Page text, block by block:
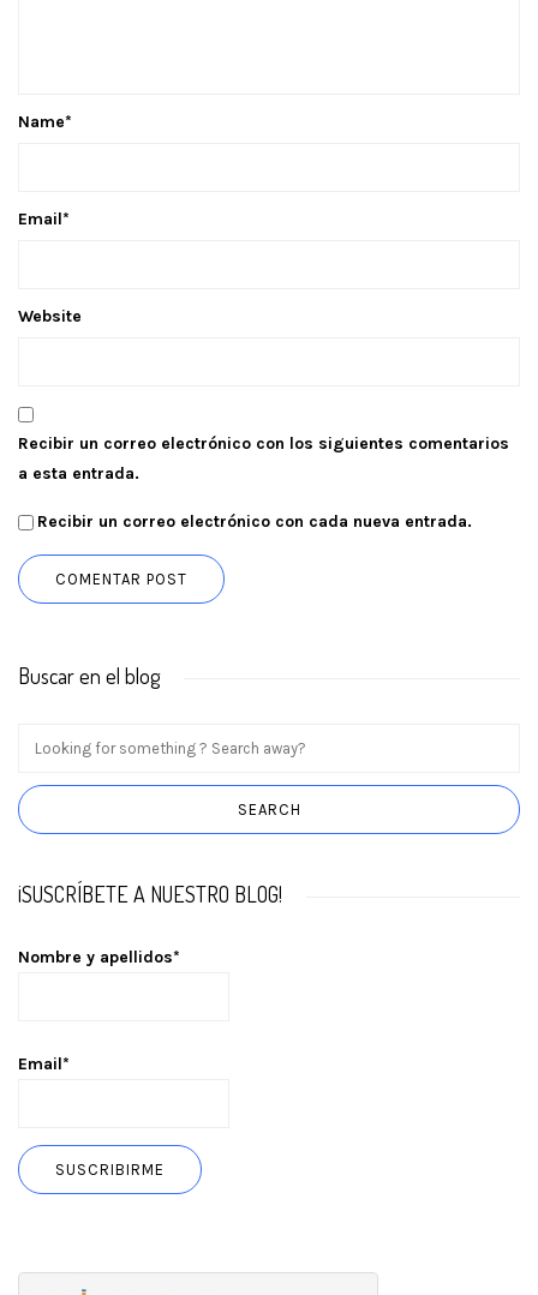
Name*
Email*
Website
Recibir un correo electrónico con los siguientes comentarios
a esta entrada.
Recibir un correo electrónico con cada nueva entrada.
Buscar en el blog
¡SUSCRÍBETE A NUESTRO BLOG!
Nombre y apellidos*
Email*